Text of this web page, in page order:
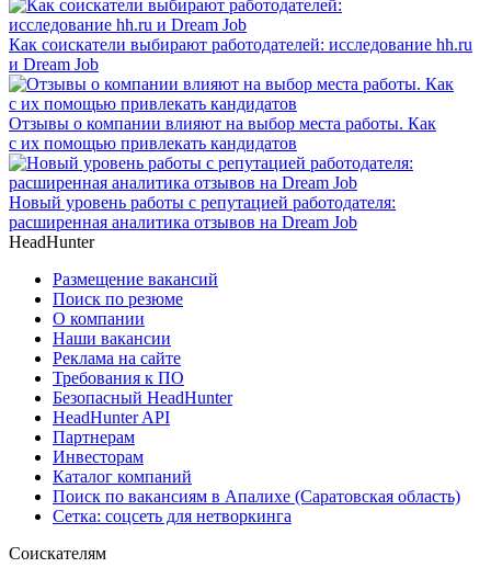
Как соискатели выбирают работодателей: исследование hh.ru
и Dream Job
Отзывы о компании влияют на выбор места работы. Как
с их помощью привлекать кандидатов
Новый уровень работы с репутацией работодателя:
расширенная аналитика отзывов на Dream Job
HeadHunter
Размещение вакансий
Поиск по резюме
О компании
Наши вакансии
Реклама на сайте
Требования к ПО
Безопасный HeadHunter
HeadHunter API
Партнерам
Инвесторам
Каталог компаний
Поиск по вакансиям в Апалихе (Саратовская область)
Сетка: соцсеть для нетворкинга
Соискателям